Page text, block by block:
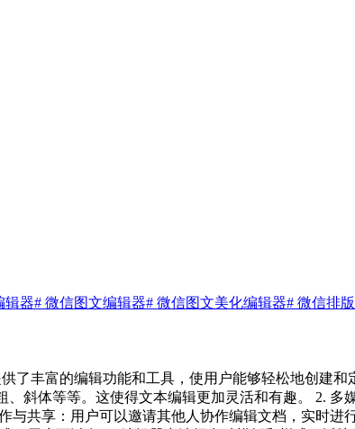
辑器# 微信图文编辑器# 微信图文美化编辑器# 微信排
丰富的编辑功能和工具，使用户能够轻松地创建和
斜体等等。这使得文本编辑更加灵活和有趣。 2. 多
共享：用户可以邀请其他人协作编辑文档，实时进